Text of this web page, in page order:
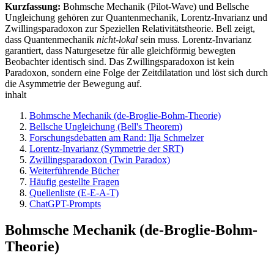
Kurzfassung: Bohmsche Mechanik (Pilot-Wave) und Bellsche
Ungleichung gehören zur Quantenmechanik, Lorentz-Invarianz und
Zwillingsparadoxon zur Speziellen Relativitätstheorie. Bell zeigt,
dass Quantenmechanik nicht-lokal sein muss. Lorentz-Invarianz
garantiert, dass Naturgesetze für alle gleichförmig bewegten
Beobachter identisch sind. Das Zwillingsparadoxon ist kein
Paradoxon, sondern eine Folge der Zeitdilatation und löst sich durch
die Asymmetrie der Bewegung auf.
inhalt
Bohmsche Mechanik (de-Broglie-Bohm-Theorie)
Bellsche Ungleichung (Bell's Theorem)
Forschungsdebatten am Rand: Ilja Schmelzer
Lorentz-Invarianz (Symmetrie der SRT)
Zwillingsparadoxon (Twin Paradox)
Weiterführende Bücher
Häufig gestellte Fragen
Quellenliste (E-E-A-T)
ChatGPT-Prompts
Bohmsche Mechanik (de-Broglie-Bohm-
Theorie)